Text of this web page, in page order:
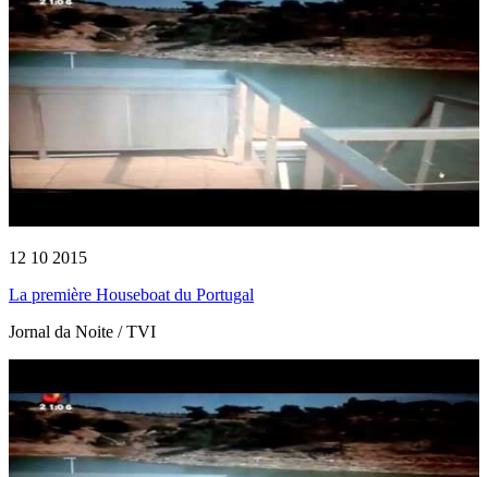
12 10 2015
La première Houseboat du Portugal
Jornal da Noite / TVI